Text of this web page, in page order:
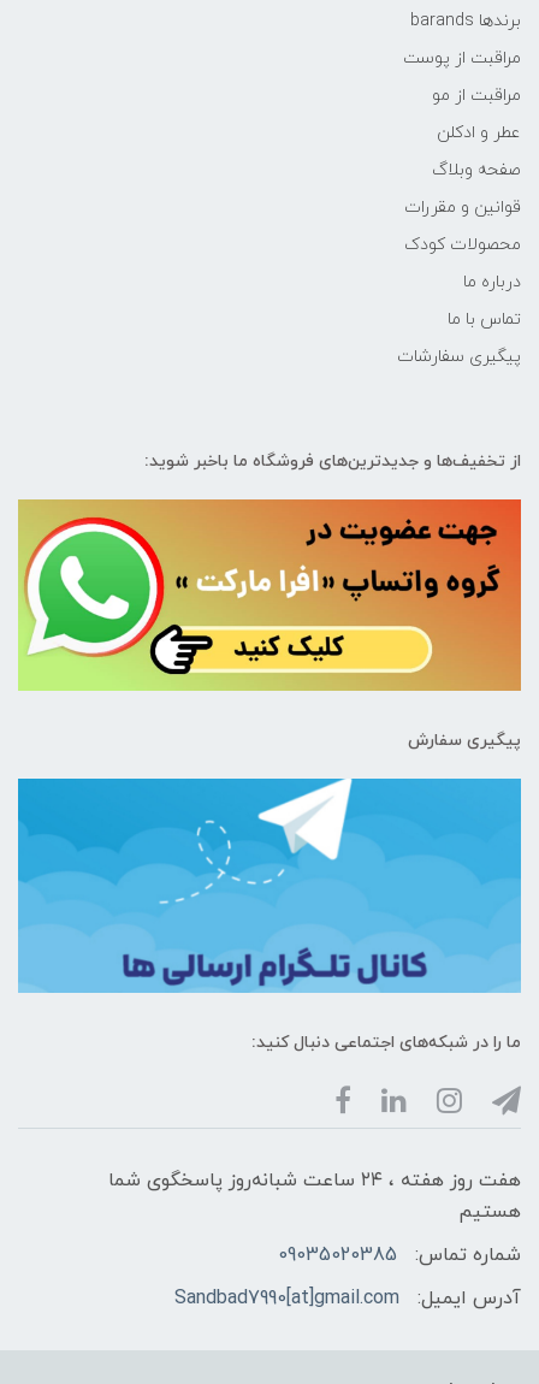
برندها barands
مراقبت از پوست
مراقبت از مو
عطر و ادکلن
صفحه وبلاگ
قوانین و مقررات
محصولات کودک
درباره ما
تماس با ما
پیگیری سفارشات
از تخفیف‌ها و جدیدترین‌های فروشگاه ما باخبر شوید:
پیگیری سفارش
ما را در شبکه‌های اجتماعی دنبال کنید:
هفت روز هفته ، ۲۴ ساعت شبانه‌روز پاسخگوی شما
هستیم
شماره تماس:
09035020385
آدرس ایمیل:
Sandbad7990[at]gmail.com